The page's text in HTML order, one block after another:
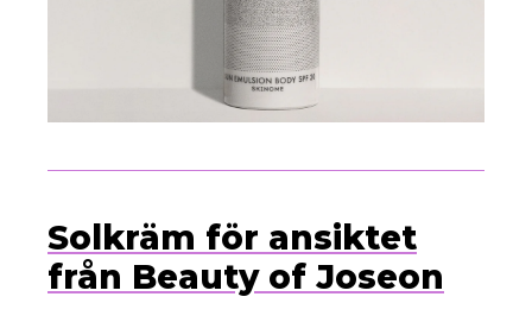
Solkräm för ansiktet
från Beauty of Joseon